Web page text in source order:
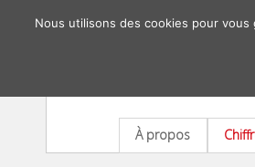
À propos
Nous utilisons des cookies pour